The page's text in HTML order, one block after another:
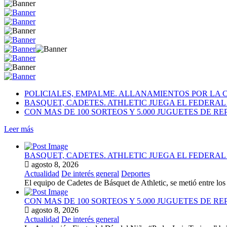
POLICIALES, EMPALME. ALLANAMIENTOS POR LA
BASQUET, CADETES. ATHLETIC JUEGA EL
CON MAS DE 100 SORTEOS Y 5.000 JUGUETES DE
Leer más
BASQUET, CADETES. ATHLETIC JUEGA EL
agosto 8, 2026
Actualidad De interés general Deportes
El equipo de Cadetes de Básquet de Athletic, se metió entre
CON MAS DE 100 SORTEOS Y 5.000 JUGUETES DE
agosto 8, 2026
Actualidad De interés general